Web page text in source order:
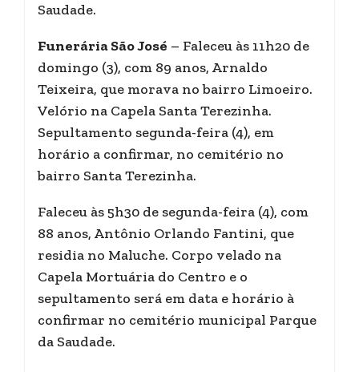
Saudade.
Funerária São José – Faleceu às 11h20 de
domingo (3), com 89 anos, Arnaldo
Teixeira, que morava no bairro Limoeiro.
Velório na Capela Santa Terezinha.
Sepultamento segunda-feira (4), em
horário a confirmar, no cemitério no
bairro Santa Terezinha.
Faleceu às 5h30 de segunda-feira (4), com
88 anos, Antônio Orlando Fantini, que
residia no Maluche. Corpo velado na
Capela Mortuária do Centro e o
sepultamento será em data e horário à
confirmar no cemitério municipal Parque
da Saudade.